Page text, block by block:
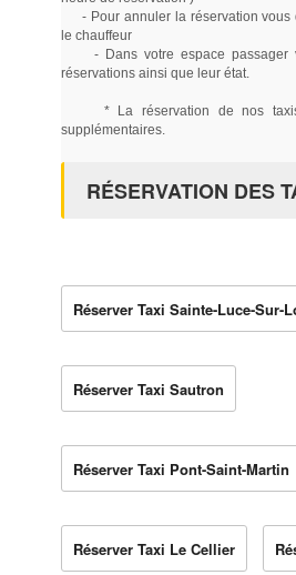
- Pour annuler la réservation vous
le chauffeur
- Dans votre espace passager
réservations ainsi que leur état.
* La réservation de nos taxis
supplémentaires.
RÉSERVATION DES
Réserver Taxi Sainte-Luce-Sur-
Réserver Taxi Sautron
Réserver Taxi Pont-Saint-Martin
Réserver Taxi Le Cellier